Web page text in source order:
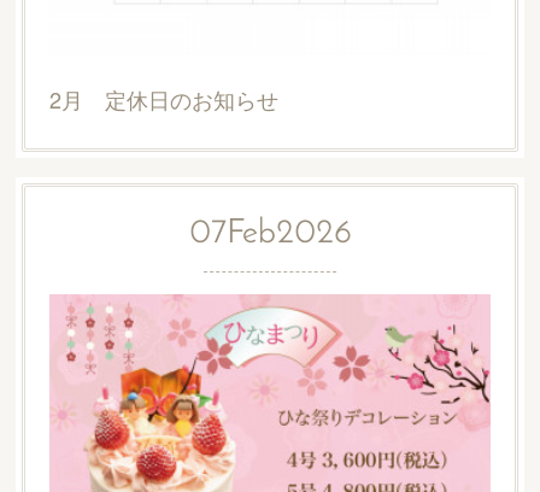
2月 定休日のお知らせ
07Feb2026